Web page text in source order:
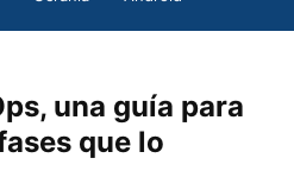
una guía para
que lo